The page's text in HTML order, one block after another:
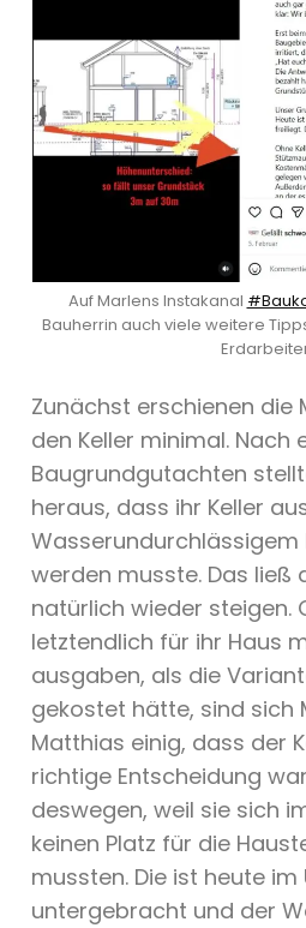
Auf Marlens Instakanal
Bauherrin auch viele weitere
Zunächst erschienen die
den Keller minimal. Nach
Baugrundgutachten
heraus, dass ihr Keller
werden musste. Das ließ
natürlich wieder steigen.
letztendlich für ihr Haus
ausgaben, als die
gekostet hätte, sind sich
Matthias einig, dass der
richtige Entscheidung
deswegen, weil sie sich
keinen Platz für die
mussten. Die ist heute
untergebracht und der